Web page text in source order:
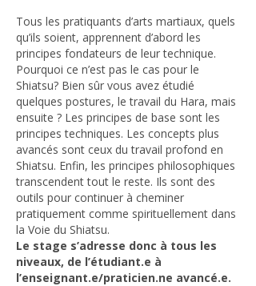
Tous les pratiquants d’arts martiaux, quels
qu’ils soient, apprennent d’abord les
principes fondateurs de leur technique.
Pourquoi ce n’est pas le cas pour le
Shiatsu? Bien sûr vous avez étudié
quelques postures, le travail du Hara, mais
ensuite ? Les principes de base sont les
principes techniques. Les concepts plus
avancés sont ceux du travail profond en
Shiatsu. Enfin, les principes philosophiques
transcendent tout le reste. Ils sont des
outils pour continuer à cheminer
pratiquement comme spirituellement dans
la Voie du Shiatsu.
Le stage s’adresse donc à tous les
niveaux, de l’étudiant.e à
l’enseignant.e/praticien.ne avancé.e.